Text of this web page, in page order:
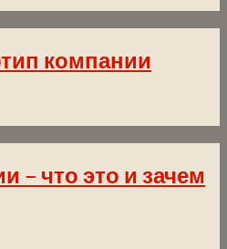
компании
– что это и зачем